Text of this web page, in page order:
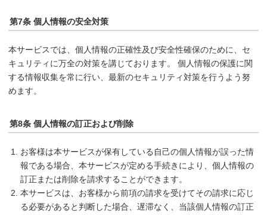
第7条 個人情報の安全対策
本サービスでは、個人情報の正確性及び安全性確保のために、セ
キュリティに万全の対策を講じております。 個人情報の保護に関
する情報収集を常に行い、最新のセキュリティ対策を行うよう努
めます。
第8条 個人情報の訂正および削除
お客様は本サービスが保有している自己の個人情報が誤った情
報である場合、本サービスが定める手続きにより、個人情報の
訂正または削除を請求することができます。
本サービスは、お客様から前項の請求を受けてその請求に応じ
る必要があると判断した場合、遅滞なく、当該個人情報の訂正